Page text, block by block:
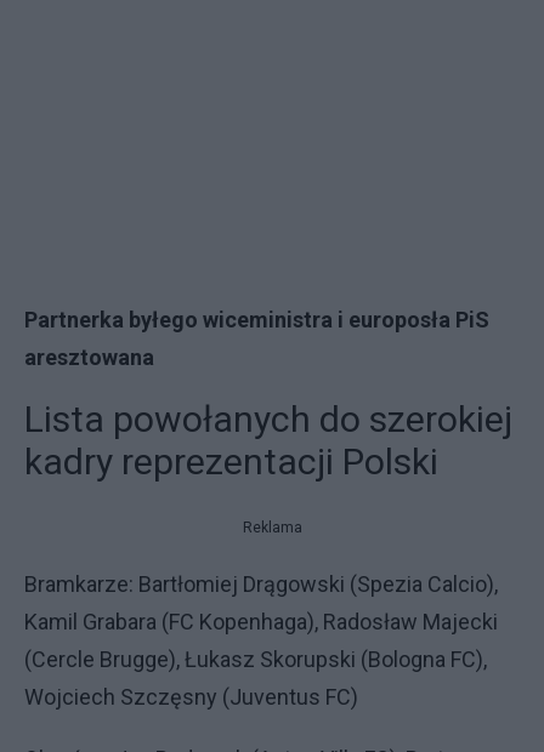
Partnerka byłego wiceministra i europosła PiS
aresztowana
Lista powołanych do szerokiej
kadry reprezentacji Polski
Reklama
Bramkarze: Bartłomiej Drągowski (Spezia Calcio),
Kamil Grabara (FC Kopenhaga), Radosław Majecki
(Cercle Brugge), Łukasz Skorupski (Bologna FC),
Wojciech Szczęsny (Juventus FC)